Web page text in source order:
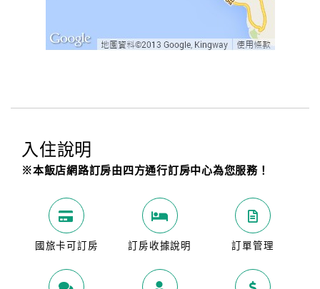
入住說明
※本飯店網路訂房由四方通行訂房中心為您服務！
國旅卡可訂房 訂房收據說明 訂單管理